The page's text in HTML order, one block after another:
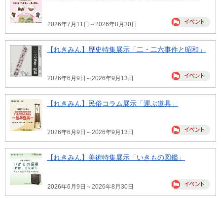
2026年7月11日～2026年8月30日
【れきみん】歴史特集展示「二・二六事件と昭和」
2026年6月9日～2026年9月13日
【れきみん】民俗コラム展示「運ぶ道具」
2026年6月9日～2026年9月13日
【れきみん】美術特集展示「いきもの図鑑」
2026年6月9日～2026年8月30日